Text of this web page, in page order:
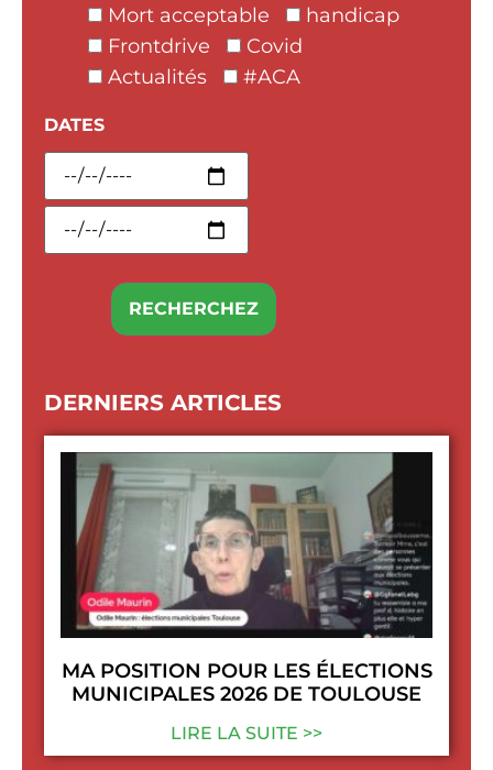
Mort acceptable
handicap
Frontdrive
Covid
Actualités
#ACA
DATES
DERNIERS ARTICLES
MA POSITION POUR LES ÉLECTIONS
MUNICIPALES 2026 DE TOULOUSE
LIRE LA SUITE >>